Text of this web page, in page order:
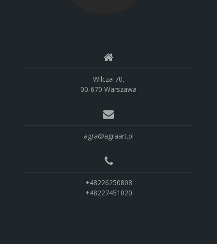
Wilcza 70,
00-670 Warszawa
agra@agraart.pl
+48226250808
+48227451020